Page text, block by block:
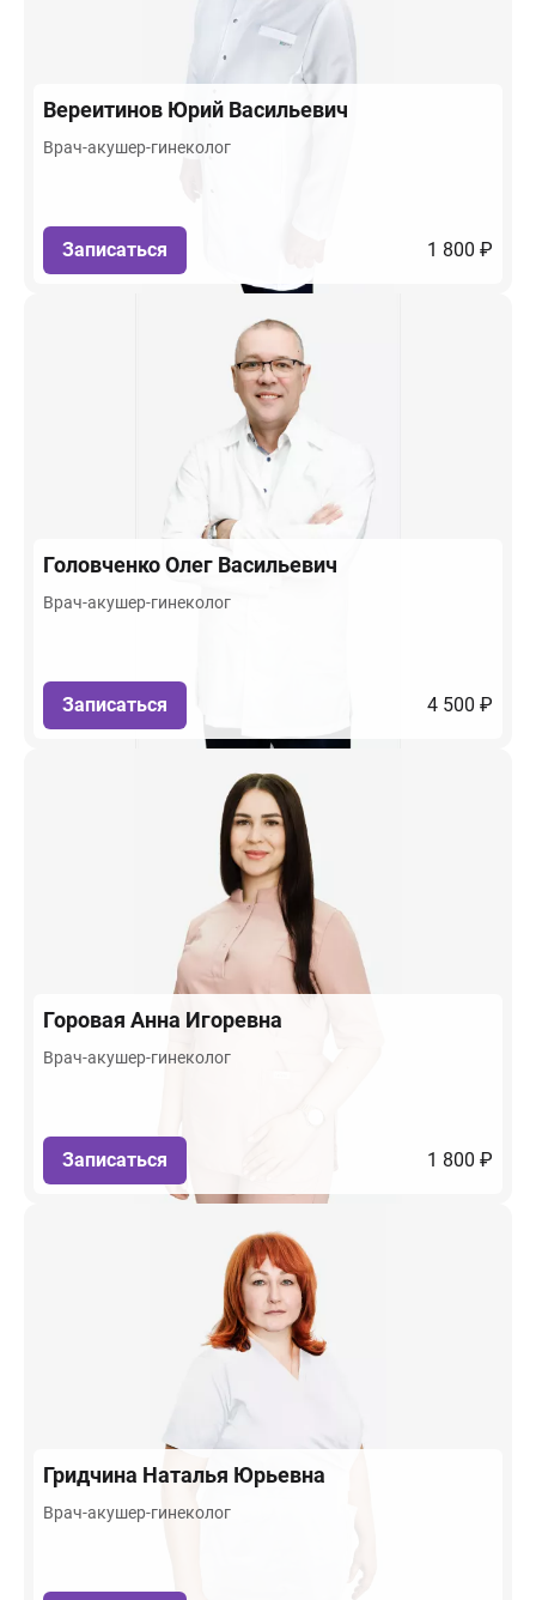
Вереитинов Юрий Васильевич
Врач-акушер-гинеколог
Записаться 1 800 ₽
ГоловченкоОлег Васильевич
Врач-акушер-гинеколог
Записаться 4 500 ₽
Горовая Анна Игоревна
Врач-акушер-гинеколог
Записаться 1 800 ₽
Гридчина Наталья Юрьевна
Врач-акушер-гинеколог